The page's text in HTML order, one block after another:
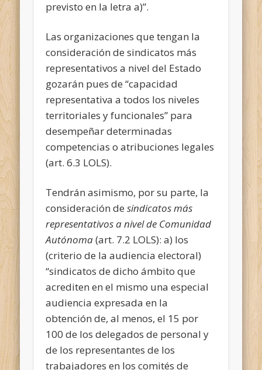
previsto en la letra a)”.
Las organizaciones que tengan la
consideración de sindicatos más
representativos a nivel del Estado
gozarán pues de “capacidad
representativa a todos los niveles
territoriales y funcionales” para
desempeñar determinadas
competencias o atribuciones legales
(art. 6.3 LOLS).
Tendrán asimismo, por su parte, la
consideración desindicatos más
representativos a nivel de Comunidad
Autónoma(art. 7.2 LOLS): a) los
(criterio de la audiencia electoral)
“sindicatos de dicho ámbito que
acrediten en el mismo una especial
audiencia expresada en la
obtención de, al menos, el 15 por
100 de los delegados de personal y
de los representantes de los
trabajadores en los comités de